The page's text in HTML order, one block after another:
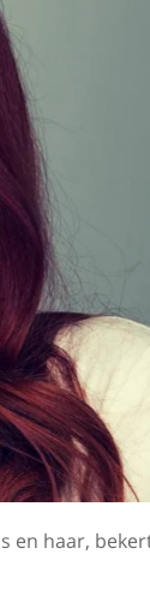
en haar,